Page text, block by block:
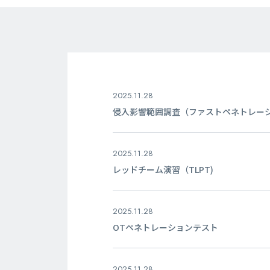
2025.11.28
侵入影響範囲調査（ファストペネトレー
2025.11.28
レッドチーム演習（TLPT)
2025.11.28
OTペネトレーションテスト